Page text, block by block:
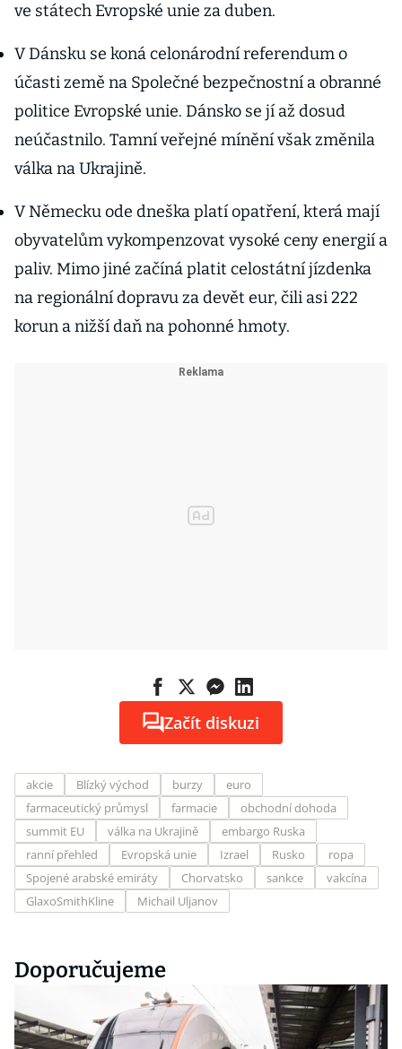
ve státech Evropské unie za duben.
V Dánsku se koná celonárodní referendum o
účasti země na Společné bezpečnostní a obranné
politice Evropské unie. Dánsko se jí až dosud
neúčastnilo. Tamní veřejné mínění však změnila
válka na Ukrajině.
V Německu ode dneška platí opatření, která mají
obyvatelům vykompenzovat vysoké ceny energií a
paliv. Mimo jiné začíná platit celostátní jízdenka
na regionální dopravu za devět eur, čili asi 222
korun a nižší daň na pohonné hmoty.
Začít diskuzi
akcie Blízký východ burzy
euro
farmaceutický průmysl
farmacie
obchodní dohoda
summit EU
válka na Ukrajině
embargo Ruska
ranní přehled
Evropská unie Izrael Rusko
ropa
Spojené arabské emiráty
Chorvatsko sankce
vakcína
GlaxoSmithKline
Michail Uljanov
Doporučujeme